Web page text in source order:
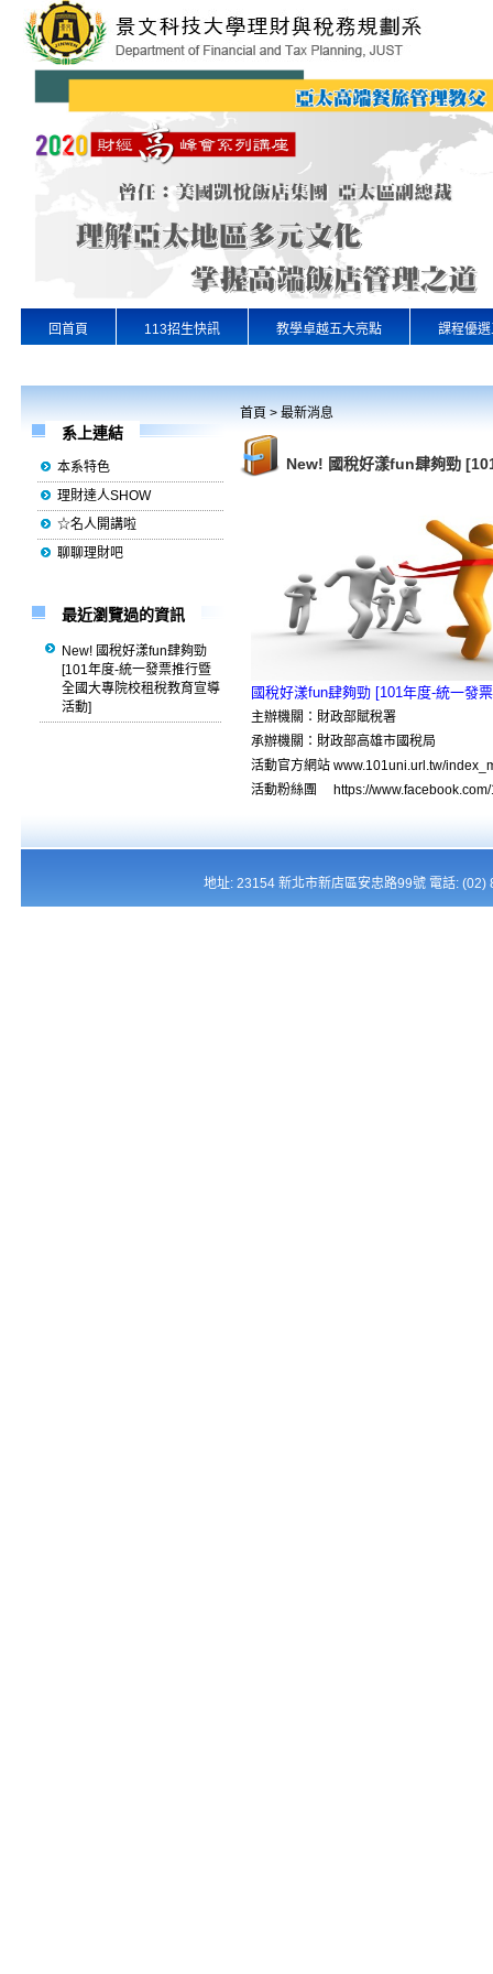
回首頁 113招生快訊 教學卓越五大亮點 課程優
系上連結
本系特色
理財達人SHOW
☆名人開講啦
聊聊理財吧
最近瀏覽過的資訊
New! 國稅好漾fun肆夠勁
[101年度-統一發票推行暨
全國大專院校租稅教育宣導
活動]
首頁 > 最新消息
New! 國稅好漾fun肆夠勁
國稅好漾fun肆夠勁 [101年度-統一發
主辦機關：財政部賦稅署
承辦機關：財政部高雄市國稅局
活動官方網站 www.101uni.url.tw/
活動粉絲團 https://
地址: 23154 新北市新店區安忠路99號 電話: